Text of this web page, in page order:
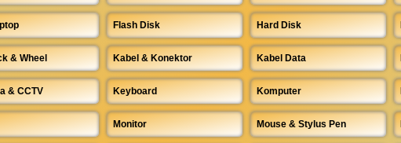
Flash Disk Hard Disk
& Wheel Kabel & Konektor Kabel Data
& CCTV Keyboard Komputer
Monitor Mouse & Stylus Pen